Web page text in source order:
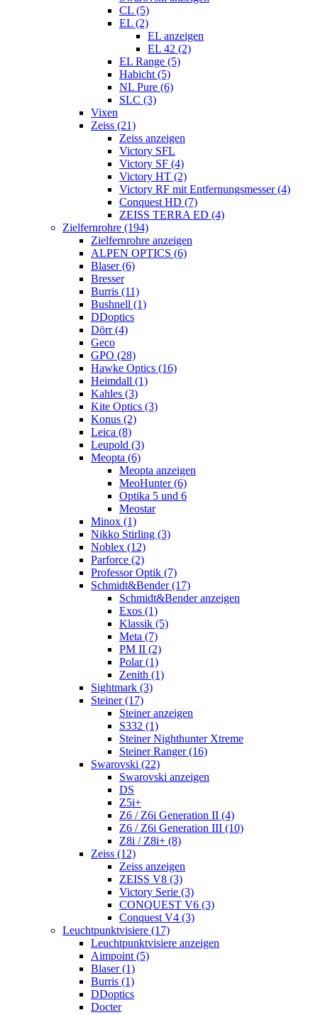
CL (5)
EL (2)
EL anzeigen
EL 42 (2)
EL Range (5)
Habicht (5)
NL Pure (6)
SLC (3)
Vixen
Zeiss (21)
Zeiss anzeigen
Victory SFL
Victory SF (4)
Victory HT (2)
Victory RF mit Entfernungsmesser (4)
Conquest HD (7)
ZEISS TERRA ED (4)
Zielfernrohre (194)
Zielfernrohre anzeigen
ALPEN OPTICS (6)
Blaser (6)
Bresser
Burris (11)
Bushnell (1)
DDoptics
Dörr (4)
Geco
GPO (28)
Hawke Optics (16)
Heimdall (1)
Kahles (3)
Kite Optics (3)
Konus (2)
Leica (8)
Leupold (3)
Meopta (6)
Meopta anzeigen
MeoHunter (6)
Optika 5 und 6
Meostar
Minox (1)
Nikko Stirling (3)
Noblex (12)
Parforce (2)
Professor Optik (7)
Schmidt&Bender (17)
Schmidt&Bender anzeigen
Exos (1)
Klassik (5)
Meta (7)
PM II (2)
Polar (1)
Zenith (1)
Sightmark (3)
Steiner (17)
Steiner anzeigen
S332 (1)
Steiner Nighthunter Xtreme
Steiner Ranger (16)
Swarovski (22)
Swarovski anzeigen
DS
Z5i+
Z6 / Z6i Generation II (4)
Z6 / Z6i Generation III (10)
Z8i / Z8i+ (8)
Zeiss (12)
Zeiss anzeigen
ZEISS V8 (3)
Victory Serie (3)
CONQUEST V6 (3)
Conquest V4 (3)
Leuchtpunktvisiere (17)
Leuchtpunktvisiere anzeigen
Aimpoint (5)
Blaser (1)
Burris (1)
DDoptics
Docter